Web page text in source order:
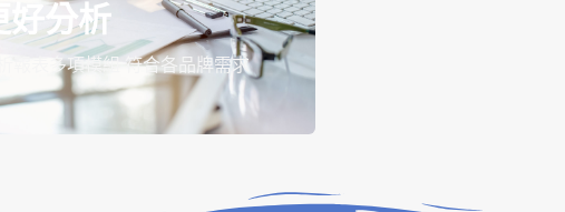
好分析
析報表多項模組 符合各品牌需求